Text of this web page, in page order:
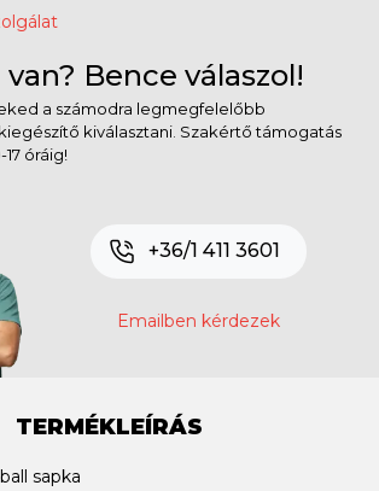
Bence válaszol!
a számodra legmegfelelőbb
kiválasztani. Szakértő támogatás
óráig!
+36/1 411 3601
Emailben kérdezek
TERMÉKLEÍRÁS
sapka